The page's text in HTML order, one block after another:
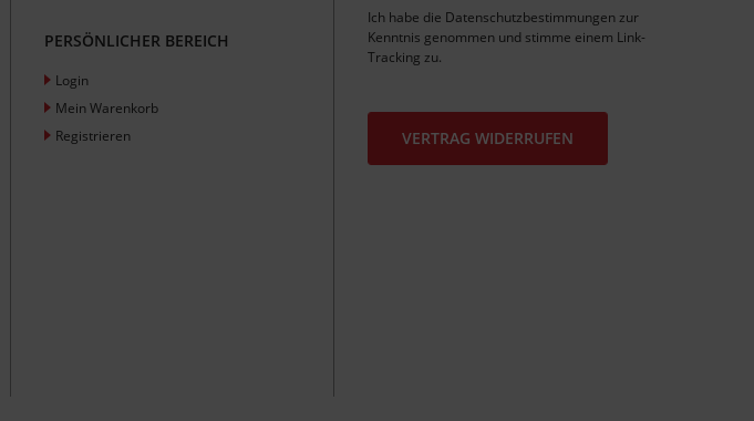
PERSÖNLICHER BEREICH
Login
Mein Warenkorb
Registrieren
Ich habe die Datenschutzbestimmungenzur
Kenntnis genommen und stimme einem Link-
Tracking zu.
VERTRAG WIDERRUFEN